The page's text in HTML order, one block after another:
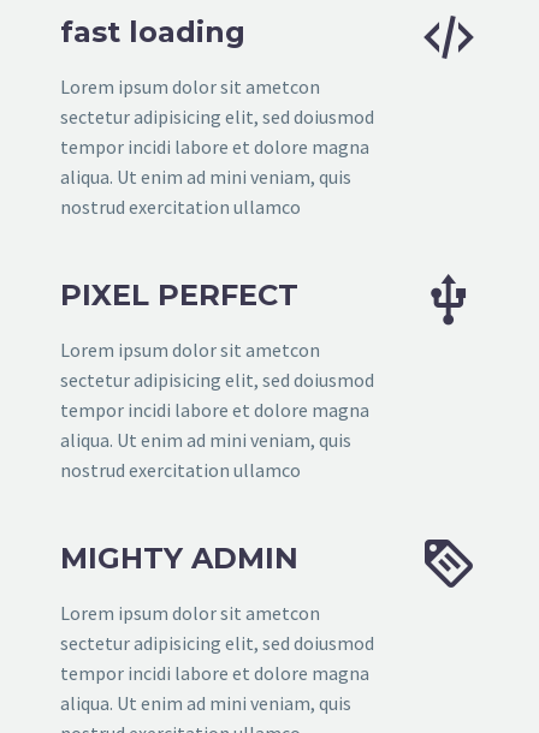
fast loading
Lorem ipsum dolor sit ametcon
sectetur adipisicing elit, sed doiusmod
tempor incidi labore et dolore magna
aliqua. Ut enim ad mini veniam, quis
nostrud exercitation ullamco


PIXEL PERFECT
Lorem ipsum dolor sit ametcon
sectetur adipisicing elit, sed doiusmod
tempor incidi labore et dolore magna
aliqua. Ut enim ad mini veniam, quis
nostrud exercitation ullamco


MIGHTY ADMIN
Lorem ipsum dolor sit ametcon
sectetur adipisicing elit, sed doiusmod
tempor incidi labore et dolore magna
aliqua. Ut enim ad mini veniam, quis

